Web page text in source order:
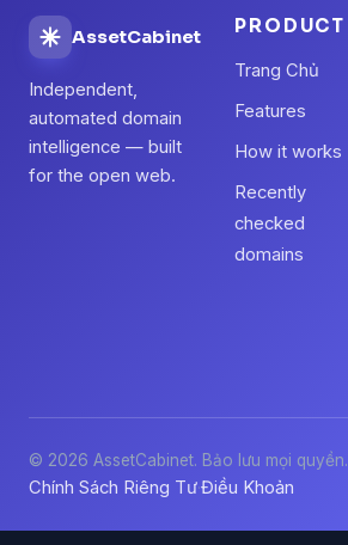
AssetCabinet
Independent,
automated domain
intelligence — built
for the open web.
PRODUCT
Trang Chủ
Features
How it works
Recently
checked
domains
© 2026 AssetCabinet. Bảo lưu mọi quyền.
Chính Sách Riêng Tư·Điều Khoản